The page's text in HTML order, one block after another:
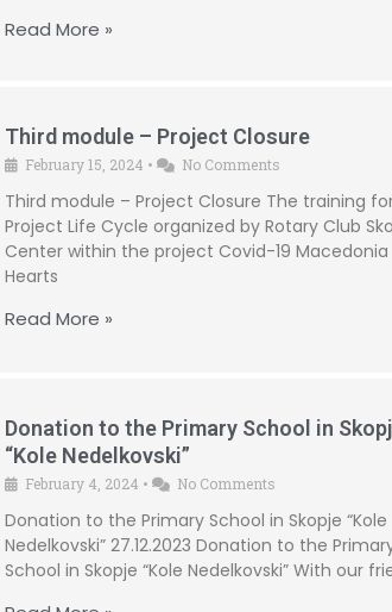
Read More »
Third module – Project Closure
February 15, 2024 • No Comments
Third module – Project Closure The training
Project Life Cycle organized by Rotary Club
Center within the project Covid-19 Macedonia
Hearts
Read More »
Donation to the Primary School in
“Kole Nedelkovski”
February 4, 2024 • No Comments
Donation to the Primary School in Skopje “Kole
Nedelkovski” 27.12.2023 Donation to the
School in Skopje “Kole Nedelkovski” With our